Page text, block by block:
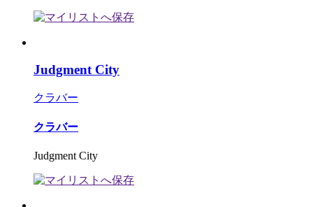
Judgment City
クラバー
クラバー
Judgment City